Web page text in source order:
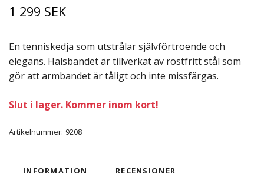
1 299 SEK
En tenniskedja som utstrålar självförtroende och
elegans. Halsbandet är tillverkat av rostfritt stål som
gör att armbandet är tåligt och inte missfärgas.
Slut i lager. Kommer inom kort!
Artikelnummer: 9208
INFORMATION RECENSIONER